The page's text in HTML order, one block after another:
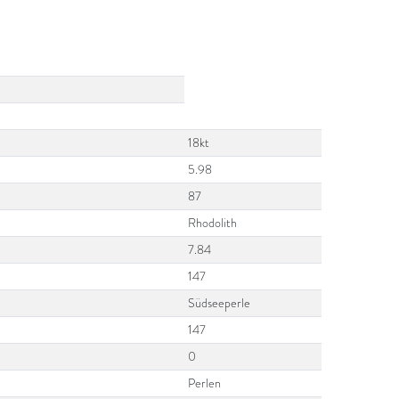
18kt
5.98
87
Rhodolith
7.84
147
Südseeperle
147
0
Perlen